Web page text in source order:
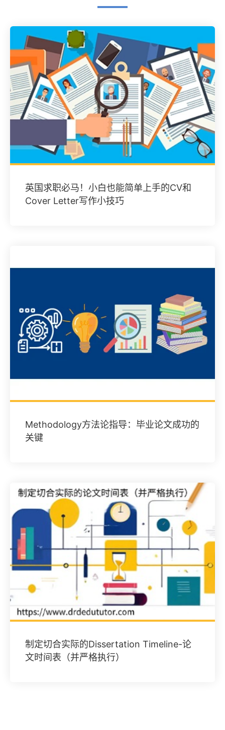
英国求职必马！小白也能简单上手的CV和
Cover Letter写作小技巧
Methodology方法论指导：毕业论文成功的
关键
制定切合实际的Dissertation Timeline-论
文时间表（并严格执行）